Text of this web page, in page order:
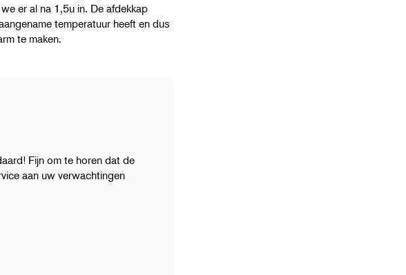
er al na 1,5u in. De afdekkap
temperatuur heeft en dus
te maken.
Fijn om te horen dat de
aan uw verwachtingen